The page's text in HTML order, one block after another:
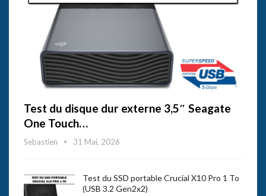
Test du disque dur externe 3,5″ Seagate
One Touch…
Sebastien 31 Mai, 2026
Test du SSD portable Crucial X10 Pro 1 To
(USB 3.2 Gen2x2)